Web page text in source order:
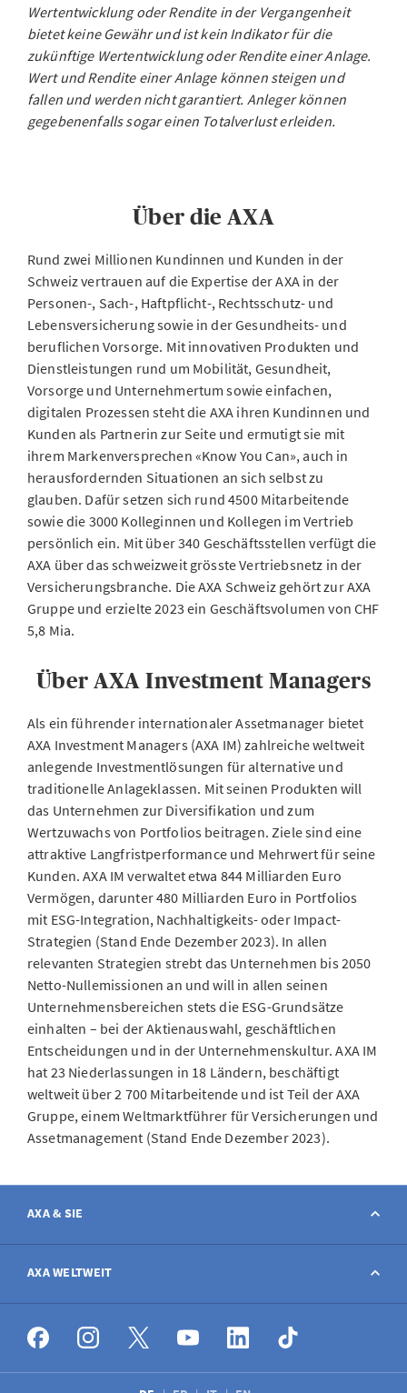
Wertentwicklung oder Rendite in der Vergangenheit
bietet keine Gewähr und ist kein Indikator für die
zukünftige Wertentwicklung oder Rendite einer Anlage.
Wert und Rendite einer Anlage können steigen und
fallen und werden nicht garantiert. Anleger können
gegebenenfalls sogar einen Totalverlust erleiden.
Über die AXA
Rund zwei Millionen Kundinnen und Kunden in der
Schweiz vertrauen auf die Expertise der AXA in der
Personen-, Sach-, Haftpflicht-, Rechtsschutz- und
Lebensversicherung sowie in der Gesundheits- und
beruflichen Vorsorge. Mit innovativen Produkten und
Dienstleistungen rund um Mobilität, Gesundheit,
Vorsorge und Unternehmertum sowie einfachen,
digitalen Prozessen steht die AXA ihren Kundinnen und
Kunden als Partnerin zur Seite und ermutigt sie mit
ihrem Markenversprechen «Know You Can», auch in
herausfordernden Situationen an sich selbst zu
glauben. Dafür setzen sich rund 4500 Mitarbeitende
sowie die 3000 Kolleginnen und Kollegen im Vertrieb
persönlich ein. Mit über 340 Geschäftsstellen verfügt die
AXA über das schweizweit grösste Vertriebsnetz in der
Versicherungsbranche. Die AXA Schweiz gehört zur AXA
Gruppe und erzielte 2023 ein Geschäftsvolumen von CHF
5,8 Mia.
Über AXA Investment Managers
Als ein führender internationaler Assetmanager bietet
AXA Investment Managers (AXA IM) zahlreiche weltweit
anlegende Investmentlösungen für alternative und
traditionelle Anlageklassen. Mit seinen Produkten will
das Unternehmen zur Diversifikation und zum
Wertzuwachs von Portfolios beitragen. Ziele sind eine
attraktive Langfristperformance und Mehrwert für seine
Kunden. AXA IM verwaltet etwa 844 Milliarden Euro
Vermögen, darunter 480 Milliarden Euro in Portfolios
mit ESG-Integration, Nachhaltigkeits- oder Impact-
Strategien (Stand Ende Dezember 2023). In allen
relevanten Strategien strebt das Unternehmen bis 2050
Netto-Nullemissionen an und will in allen seinen
Unternehmensbereichen stets die ESG-Grundsätze
einhalten – bei der Aktienauswahl, geschäftlichen
Entscheidungen und in der Unternehmenskultur. AXA IM
hat 23 Niederlassungen in 18 Ländern, beschäftigt
weltweit über 2 700 Mitarbeitende und ist Teil der AXA
Gruppe, einem Weltmarktführer für Versicherungen und
Assetmanagement (Stand Ende Dezember 2023).
AXA & SIE
Kontakt
Schaden melden
Stellenangebote
AXA WELTWEIT
AXA weltweit